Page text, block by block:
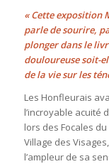
« Cette exposition
parle de sourire,
plonger dans le
douloureuse soit-
de la vie sur les
Les Honfleurais
l’incroyable acuité
lors des Focales
Village des
l’ampleur de sa